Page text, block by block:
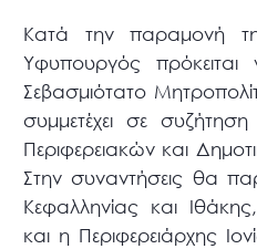
Κατά την παραμονή
Υφυπουργός
Σεβασμιότατο
συμμετέχει σε
Περιφερειακών και
Στην συναντήσεις θα
Κεφαλληνίας και
και η Περιφερειάρχης